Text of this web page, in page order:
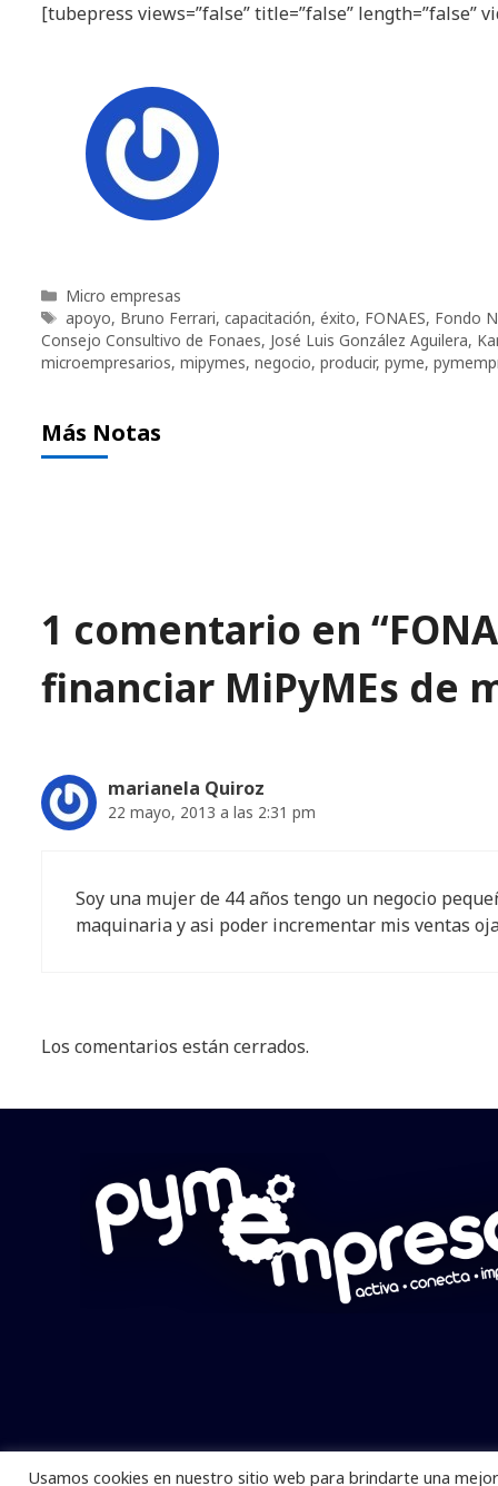
[tubepress views=”false” title=”false” length=”false”
Categorías
Micro empresas
Etiquetas
apoyo, Bruno Ferrari, capacitación, éxito, FONAES, Fondo
Consejo Consultivo de Fonaes, José Luis González Aguilera,
microempresarios, mipymes, negocio, producir, pyme,
Más Notas
1 comentario en
financiar MiPyMEs de
marianela Quiroz
22 mayo, 2013 a las 2:31 pm
Soy una mujer de 44 años tengo un negocio
maquinaria y asi poder incrementar mis ventas
Los comentarios están cerrados.
Pymempresario © 2025 Todos los
Usamos cookies en nuestro sitio web para brindarte una